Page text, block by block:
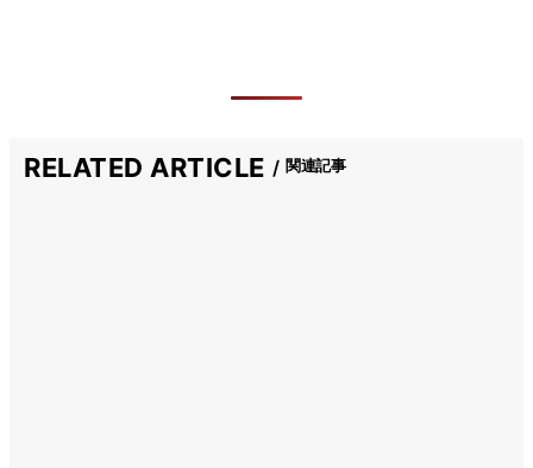
RELATED ARTICLE 関連記事